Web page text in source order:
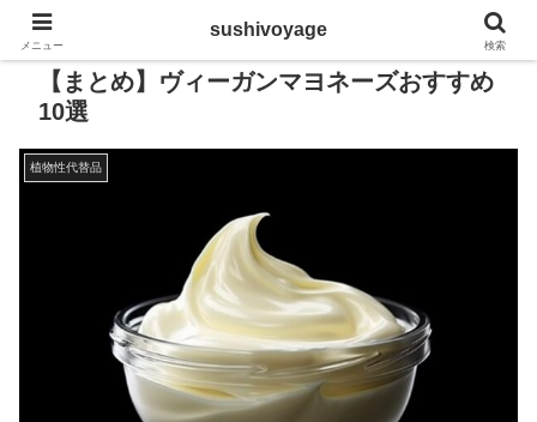
【まとめ】ヴィーガンマヨネーズおすすめ
10選
植物性代替品
メニュー
sushivoyage
検索